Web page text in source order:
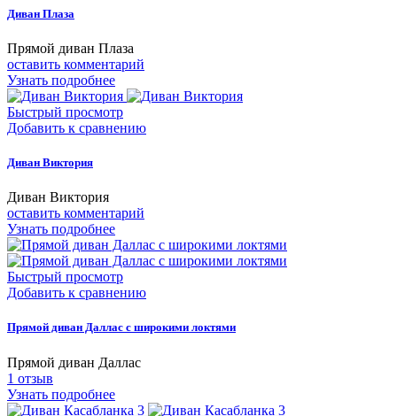
Диван Плаза
Прямой диван Плаза
оставить комментарий
Узнать подробнее
Быстрый просмотр
Добавить к сравнению
Диван Виктория
Диван Виктория
оставить комментарий
Узнать подробнее
Быстрый просмотр
Добавить к сравнению
Прямой диван Даллас с широкими локтями
Прямой диван Даллас
1 отзыв
Узнать подробнее